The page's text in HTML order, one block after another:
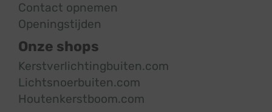
Contact opnemen
Openingstijden
Onze shops
Kerstverlichtingbuiten.com
Lichtsnoerbuiten.com
Houtenkerstboom.com